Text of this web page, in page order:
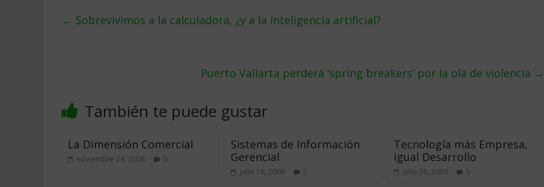
← Sobrevivimos a la calculadora, ¿y a la inteligencia artificial?
Puerto Vallarta perderá ‘spring breakers’ por la ola de violencia →
También te puede gustar
La Dimensión Comercial
noviembre 24, 2008 0
Sistemas de Información
Gerencial
julio 19, 2006 2
Tecnología más Empresa,
igual Desarrollo
julio 26, 2003 5